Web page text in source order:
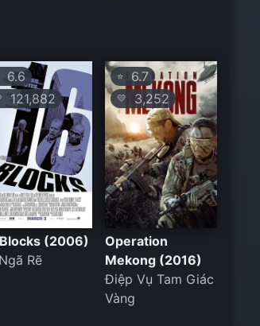
121,882
(2006)
Rẽ
⭐ 6.7
💛 3,252
Operation
Mekong (2016)
Điệp Vụ Tam Giác
Vàng